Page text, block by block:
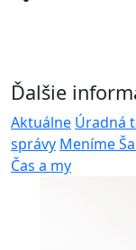
Ďalšie
Aktuálne Úradná
správy Meníme
Čas a my